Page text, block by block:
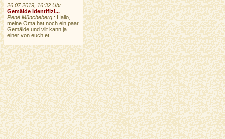
26.07.2019, 16:32 Uhr
Gemälde identifizi...
René Müncheberg : Hallo,
meine Oma hat noch ein paar
Gemälde und vllt kann ja
einer von euch et...